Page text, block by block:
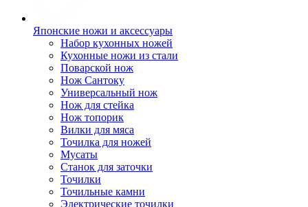
Японские ножи и аксессуары
Набор кухонных ножей
Кухонные ножи из стали
Поварской нож
Нож Сантоку
Универсальный нож
Нож для стейка
Нож топорик
Вилки для мяса
Точилка для ножей
Мусаты
Станок для заточки
Точилки
Точильные камни
Электрические точилки